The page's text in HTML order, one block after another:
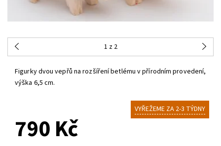
1 z 2
Figurky dvou vepřů na rozšíření betlému v přírodním provedení,
výška 6,5 cm.
VYŘEŽEME ZA 2-3 TÝDNY
790 Kč